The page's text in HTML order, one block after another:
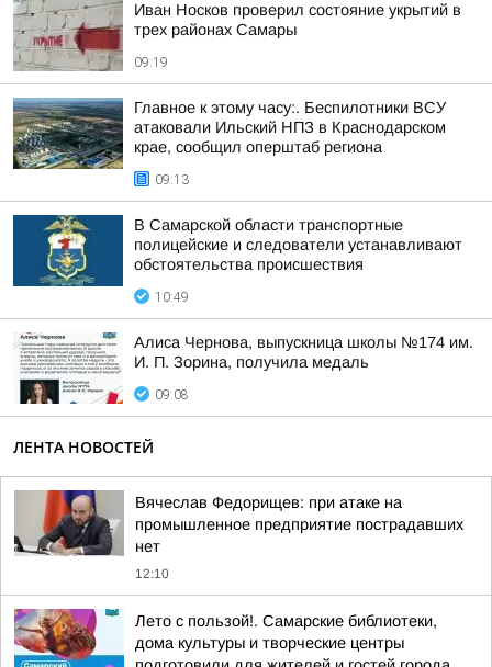
Иван Носков проверил состояние укрытий в
трех районах Самары
09:19
Главное к этому часу:. Беспилотники ВСУ
атаковали Ильский НПЗ в Краснодарском
крае, сообщил оперштаб региона
09:13
В Самарской области транспортные
полицейские и следователи устанавливают
обстоятельства происшествия
10:49
Алиса Чернова, выпускница школы №174 им.
И. П. Зорина, получила медаль
09:08
ЛЕНТА НОВОСТЕЙ
Вячеслав Федорищев: при атаке на
промышленное предприятие пострадавших
нет
12:10
Лето с пользой!. Самарские библиотеки,
дома культуры и творческие центры